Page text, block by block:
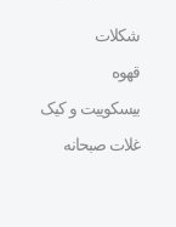
شکلات
قهوه
بیسکوییت و کیک
غلات صبحانه